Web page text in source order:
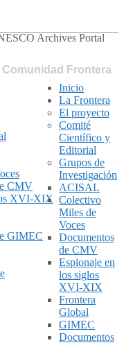
Comunidad Frontera
CMV
XVI-XIX
GIMEC
Inicio
La Frontera
El proyecto
Comité
Científico y
Editorial
Grupos de
Investigación
ACISAL
Colectivo
Miles de
Voces
Documentos
de CMV
Espionaje en
los siglos
XVI-XIX
Frontera
Global
GIMEC
Documentos